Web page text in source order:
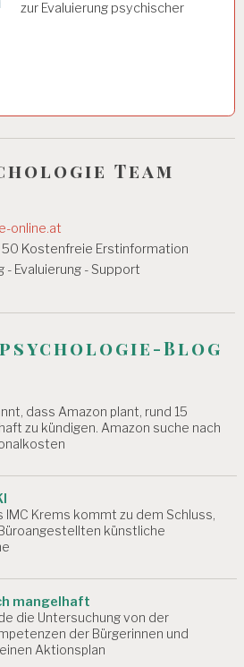
zur Evaluierung psychischer
Team
online.at
Kostenfreie Erstinformation
Evaluierung - Support
Blog
dass Amazon plant, rund 15
zu kündigen. Amazon suche nach
Krems kommt zu dem Schluss,
künstliche
mangelhaft
die Untersuchung von der
der Bürgerinnen und
Aktionsplan